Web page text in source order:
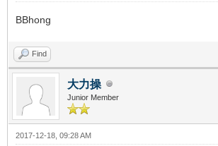
BBhong
Find
大力操
Junior Member
2017-12-18, 09:28 AM